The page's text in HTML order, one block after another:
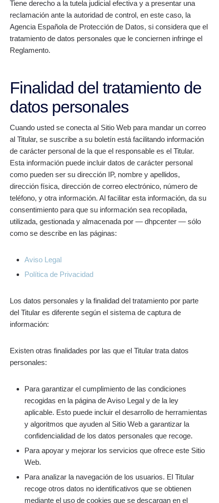
Tiene derecho a la tutela judicial efectiva y a presentar una
reclamación ante la autoridad de control, en este caso, la
Agencia Española de Protección de Datos, si considera que el
tratamiento de datos personales que le conciernen infringe el
Reglamento.
Finalidad del tratamiento de
datos personales
Cuando usted se conecta al Sitio Web para mandar un correo
al Titular, se suscribe a su boletín está facilitando información
de carácter personal de la que el responsable es el Titular.
Esta información puede incluir datos de carácter personal
como pueden ser su dirección IP, nombre y apellidos,
dirección física, dirección de correo electrónico, número de
teléfono, y otra información. Al facilitar esta información, da su
consentimiento para que su información sea recopilada,
utilizada, gestionada y almacenada por — dhpcenter — sólo
como se describe en las páginas:
Aviso Legal
Política de Privacidad
Los datos personales y la finalidad del tratamiento por parte
del Titular es diferente según el sistema de captura de
información:
Existen otras finalidades por las que el Titular trata datos
personales:
Para garantizar el cumplimiento de las condiciones
recogidas en la página de Aviso Legal y de la ley
aplicable. Esto puede incluir el desarrollo de herramientas
y algoritmos que ayuden al Sitio Web a garantizar la
confidencialidad de los datos personales que recoge.
Para apoyar y mejorar los servicios que ofrece este Sitio
Web.
Para analizar la navegación de los usuarios. El Titular
recoge otros datos no identificativos que se obtienen
mediante el uso de cookies que se descargan en el